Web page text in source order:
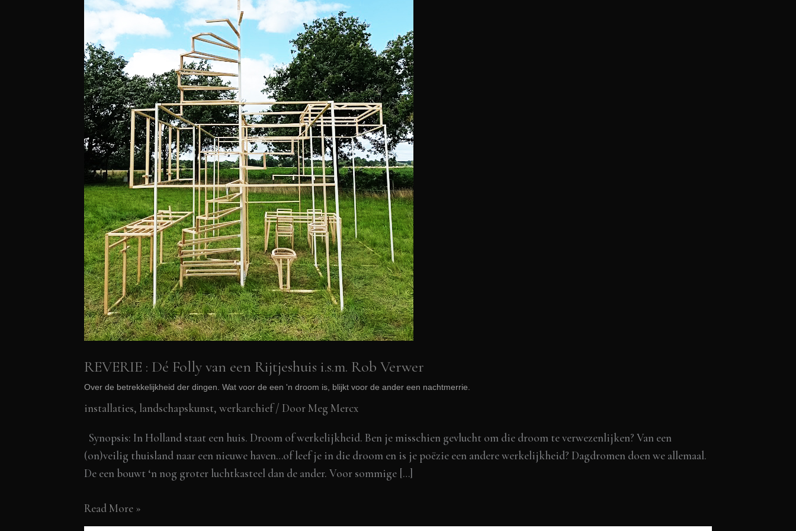
REVERIE : Dé Folly van een Rijtjeshuis i.s.m. Rob Verwer
Over de betrekkelijkheid der dingen. Wat voor de een 'n droom is, blijkt voor de ander een nachtmerrie.
installaties, landschapskunst, werkarchief/ Door Meg Mercx
Synopsis: In Holland staat een huis. Droom of werkelijkheid. Ben je misschien gevlucht om die droom te verwezenlijken? Van een
(on)veilig thuisland naar een nieuwe haven…of leef je in die droom en is je poëzie een andere werkelijkheid? Dagdromen doen we allemaal.
De een bouwt ‘n nog groter luchtkasteel dan de ander. Voor sommige […]
REVERIE
:
Read More »